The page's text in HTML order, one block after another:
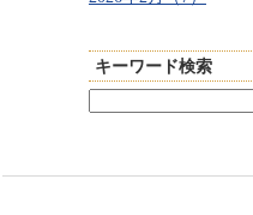
キーワード検索